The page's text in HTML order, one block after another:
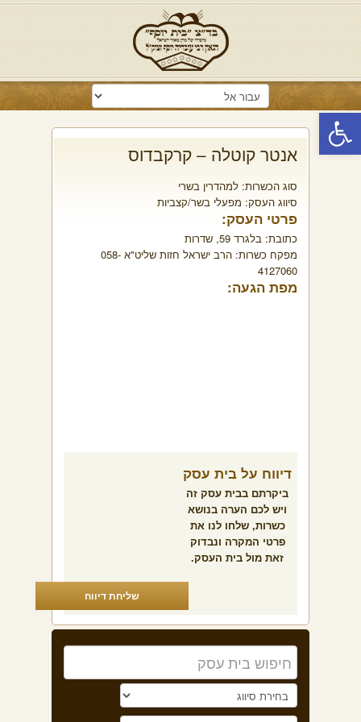
פתח סרגל נגישות
אנטר קוטלה – קרקבדוס
סוג הכשרות: למהדרין בשרי
סיווג העסק: מפעלי בשר/קצביות
פרטי העסק:
כתובת: בלגרד 59, שדרות
מפקח כשרות:
הרב ישראל חזות שליט"א 058-
4127060
מפת הגעה:
דיווח על בית עסק
ביקרתם בבית עסק זה
ויש לכם הערה בנושא
כשרות, שלחו לנו את
פרטי המקרה ונבדוק
זאת מול בית העסק.
שליחת דיווח